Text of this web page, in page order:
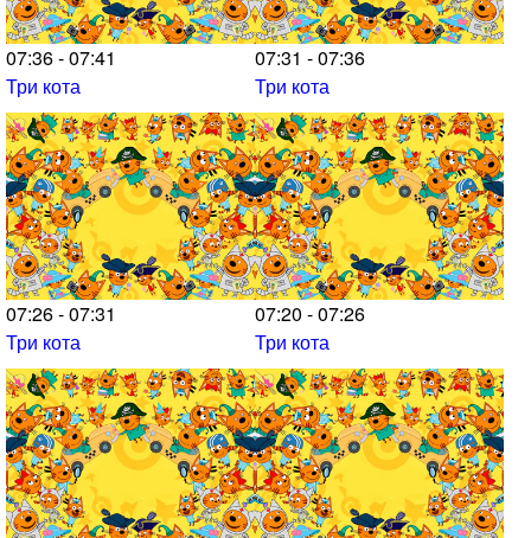
07:36 - 07:41
Три кота
07:31 - 07:36
Три кота
07:26 - 07:31
Три кота
07:20 - 07:26
Три кота